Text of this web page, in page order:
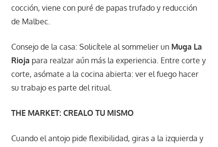
cocción, viene con puré de papas trufado y reducción
de Malbec.
Consejo de la casa: Solicítele al sommelier un Muga La
Rioja para realzar aún más la experiencia. Entre corte y
corte, asómate a la cocina abierta: ver el fuego hacer
su trabajo es parte del ritual.
THE MARKET: CREALO TU MISMO
Cuando el antojo pide flexibilidad, giras a la izquierda y